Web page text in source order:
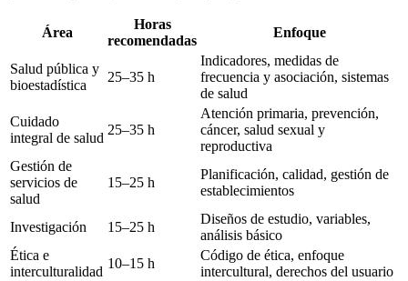
Área
Horas
recomendadas
Enfoque
Salud pública y
bioestadística
25–35 h
Indicadores, medidas de
frecuencia y asociación, sistemas
de salud
Cuidado
integral de salud
25–35 h
Atención primaria, prevención,
cáncer, salud sexual y
reproductiva
Gestión de
servicios de
salud
15–25 h
Planificación, calidad, gestión de
establecimientos
Investigación 15–25 h
Diseños de estudio, variables,
análisis básico
Ética e
interculturalidad
10–15 h
Código de ética, enfoque
intercultural, derechos del usuario